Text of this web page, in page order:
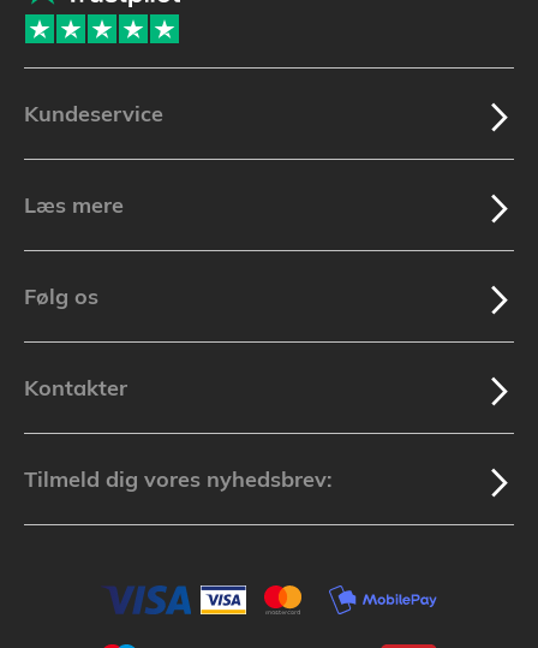
Kundeservice
Læs mere
Følg os
Kontakter
Tilmeld dig vores nyhedsbrev: